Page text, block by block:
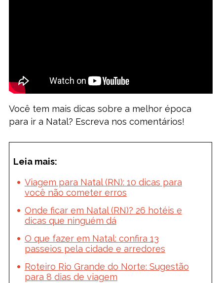
Você tem mais dicas sobre a melhor época
para ir a Natal? Escreva nos comentários!
Leia mais:
Viagem para Natal (RN): 10 dicas para
você não cometer erros
Onde ficar em Natal (RN)? 26 hotéis e
dicas que ninguém dá
O que fazer em Natal: confira 13
passeios pela cidade e arredores
Roteiro Rio Grande do Norte: Sugestão
para 8 dias de viagem